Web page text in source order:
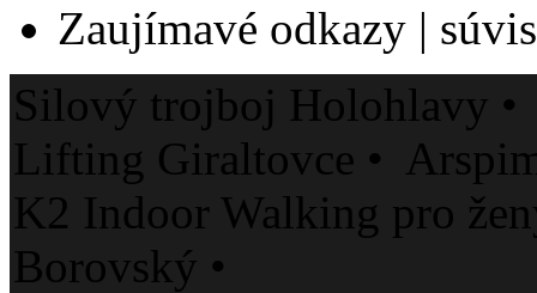
Zaujímavé odkazy |
Silový trojboj Holohlavy
Lifting Giraltovce •
K2 Indoor Walking pro
Borovský •